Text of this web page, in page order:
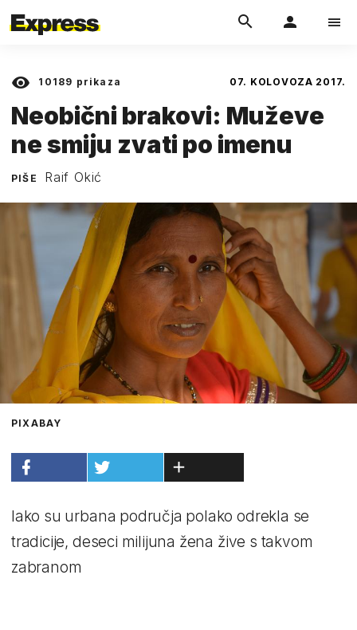
10189 prikaza 07. KOLOVOZA 2017.
Neobični brakovi: Muževe
ne smiju zvati po imenu
PIŠE Raif Okić
PIXABAY
Iako su urbana područja polako odrekla se
tradicije, deseci milijuna žena žive s takvom
zabranom